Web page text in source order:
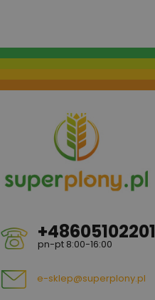
+48605102201
pn-pt 8:00-16:00
e-sklep@superplony.pl